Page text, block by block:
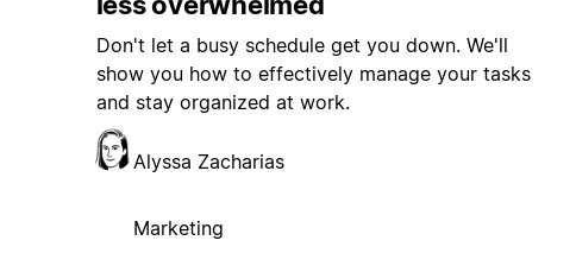
Don't let a busy schedule get you down. We'll
show you how to effectively manage your tasks
and stay organized at work.
Alyssa Zacharias
Marketing